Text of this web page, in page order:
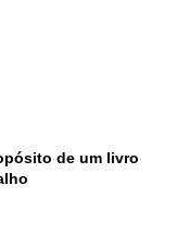
de um livro